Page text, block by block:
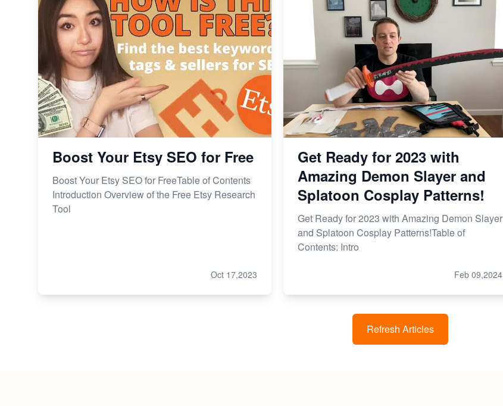
Etsy Shop eröffnen: Tipps und
Tricks für Anfänger
Etsy Shop in wenigen Schritten
eröffnen
Dein ultimativer Leitfaden für den
Start deines Etsy Shops 2023
Boost Your Etsy SEO for Free
Boost Your Etsy SEO for FreeTable of Contents
Introduction Overview of the Free Etsy Research
Tool
Oct 17,2023
Get Ready for 2023 with
Amazing Demon Slayer and
Splatoon Cosplay Patterns!
Get Ready for 2023 with Amazing Demon Slayer
and Splatoon Cosplay Patterns!Table of
Contents: Intro
Feb 09,2024
Refresh Articles